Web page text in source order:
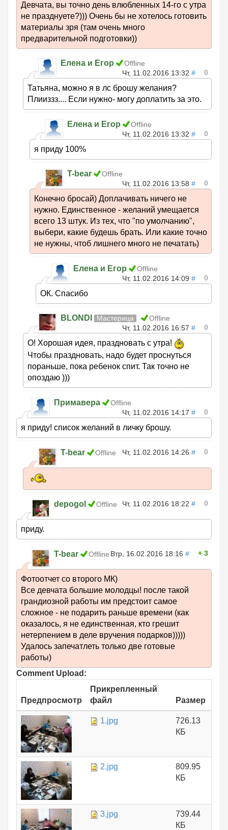
Девчата, вы точно день влюбленных 14-го с утра
не празднуете?))) Очень бы не хотелось готовить
материалы зря (там очень много
предварительной подготовки))
Елена и Егор
Offline
Чт, 11.02.2016 13:32 # 0
Татьяна, можно я в лс брошу желания?
Плииззз.... Если нужно- могу доплатить за это.
Елена и Егор
Offline
Чт, 11.02.2016 13:32 # 0
я приду 100%
T-bear
Offline
Чт, 11.02.2016 13:58 # 0
Конечно бросай) Доплачивать ничего не
нужно. Единственное - желаний умещается
всего 13 штук. Из тех, что "по умолчанию",
выбери, какие будешь брать. Или какие точно
не нужны, чтоб лишнего много не печатать)
Елена и Егор
Offline
Чт, 11.02.2016 14:09 # 0
ОК. Спасибо
BLONDI Мастерица
Offline
Чт, 11.02.2016 16:57 # 0
О! Хорошая идея, праздновать с утра!
Чтобы праздновать, надо будет проснуться
пораньше, пока ребенок спит. Так точно не
опоздаю )))
Примавера
Offline
Чт, 11.02.2016 14:17 # 0
я приду! список желаний в личку брошу.
T-bear Offline Чт, 11.02.2016 14:26 # 0
depogol Offline Чт, 11.02.2016 18:22 # 0
приду.
T-bear Offline Втр, 16.02.2016 18:16 # 3
Фотоотчет со второго МК)
Все девчата большие молодцы! после такой
грандиозной работы им предстоит самое
сложное - не подарить раньше времени (как
оказалось, я не единственная, кто грешит
нетерпением в деле вручения подарков)))))
Удалось запечатлеть только две готовые
работы)
Comment Upload:
Предпросмотр
Прикрепленный
файл
Размер
1.jpg
726.13
КБ
2.jpg
809.95
КБ
3.jpg
739.44
КБ